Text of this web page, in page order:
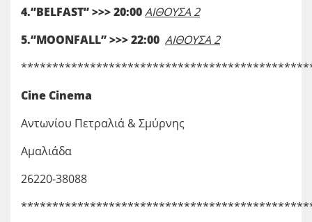
4.”BELFAST” >>> 20:00ΑΙΘΟΥΣΑ 2
5.”MOONFALL” >>> 22:00 ΑΙΘΟΥΣΑ 2
Cine Cinema
Αντωνίου Πετραλιά & Σμύρνης
Αμαλιάδα
26220-38088